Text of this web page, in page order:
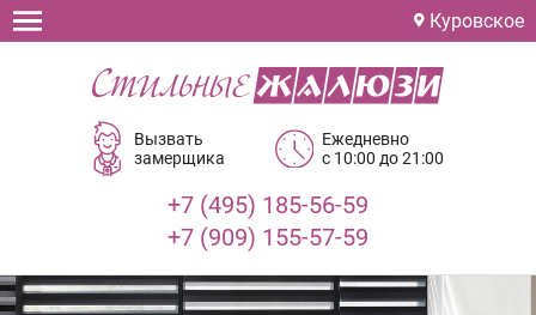
Куровское
Вызвать
замерщика
Ежедневно
с 10:00 до 21:00
+7 (495) 185-56-59
+7 (909) 155-57-59